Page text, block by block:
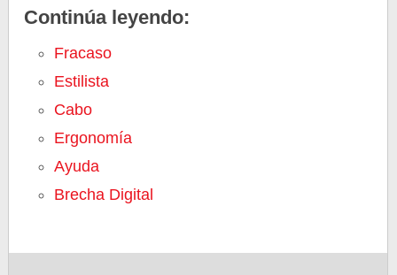
Continúa leyendo:
Fracaso
Estilista
Cabo
Ergonomía
Ayuda
Brecha Digital